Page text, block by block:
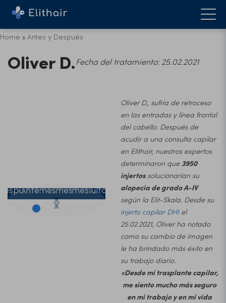
Home » Antes y Después
Oliver D.Fecha del tratamiento: 25.02.2021
Antes2 meses4 meses6 meses
Resultado
❮
❯
Oliver D., sufría de retroceso
en las entradas y línea frontal
del cabello. Después de
acudir a una consulta capilar
en Elithair, nuestros expertos
determinaron que 3950
injertossolucionarían su
alopecia de grado A-IV
según la Elit-Skala. Desde su
injerto capilar DHIel
25.02.2021, Oliver ha notado
como su cambio de imagen
le ha brindado más éxito en
su trabajo diario.
«Desde mi trasplante capilar,
me siento mucho más seguro
en mi trabajo y en mi vida